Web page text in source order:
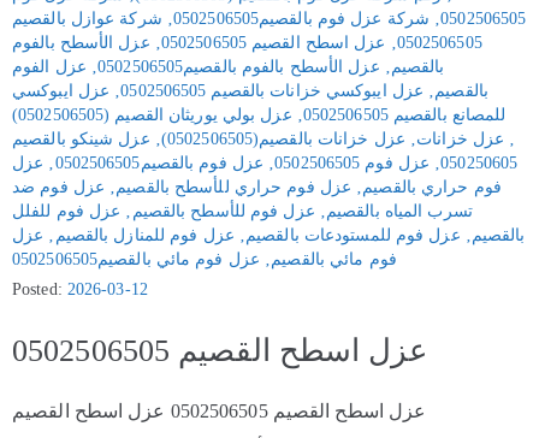
0502506505
‚ شركة عزل فوم بالقصيم0502506505 ‚ شركة عوازل بالقصيم
0502506505
‚ عزل اسطح القصيم 0502506505 ‚ عزل الأسطح بالفوم
بالقصيم‚ عزل الأسطح بالفوم بالقصيم0502506505 ‚ عزل الفوم
بالقصيم‚ عزل ايبوكسي خزانات بالقصيم 0502506505 ‚ عزل ايبوكسي
للمصانع بالقصيم 0502506505
‚ عزل بولي يوريثان القصيم (0502506505)
‚ عزل خزانات‚ عزل خزانات بالقصيم(0502506505) ‚ عزل شينكو بالقصيم
050250605
‚ عزل فوم 0502506505 ‚ عزل فوم بالقصيم0502506505 ‚ عزل
فوم حراري بالقصيم‚ عزل فوم حراري للأسطح بالقصيم‚ عزل فوم ضد
تسرب المياه بالقصيم‚ عزل فوم للأسطح بالقصيم ‚ عزل فوم للفلل
بالقصيم‚ عزل فوم للمستودعات بالقصيم‚ عزل فوم للمنازل بالقصيم ‚ عزل
فوم مائي بالقصيم‚ عزل فوم مائي بالقصيم0502506505
Posted: 2026-03-12
عزل اسطح القصيم 0502506505
عزل اسطح القصيم 0502506505 عزل اسطح القصيم